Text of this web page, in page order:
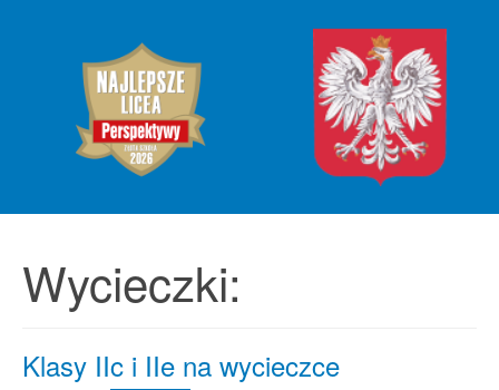
Wycieczki:
Klasy IIc i IIe na wycieczce